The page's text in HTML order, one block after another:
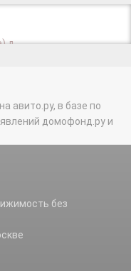
д.
авито.ру, в базе по
домофонд.ру и
без